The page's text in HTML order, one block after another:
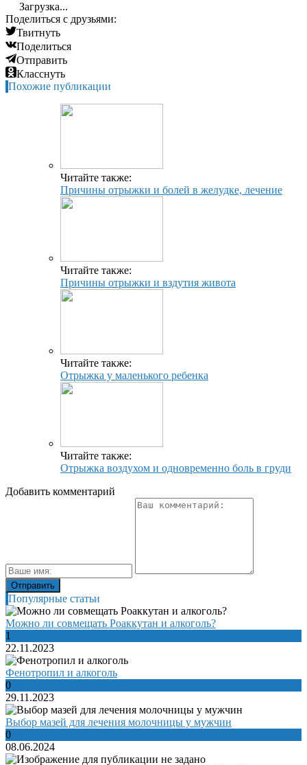
Загрузка...
Поделиться с друзьями:
Твитнуть
Поделиться
Отправить
Класснуть
Похожие публикации
Читайте также:
Причины отрыжки и болей в желудке, лечение
Читайте также:
Причины отрыжки и вздутия живота
Читайте также:
Отрыжка у маленького ребенка
Читайте также:
Отрыжка воздухом и одновременно боль в груди
Добавить комментарий
Популярные статьи
Можно ли совмещать Роаккутан и алкоголь?
1
22.11.2023
Фенотропил и алкоголь
0
29.11.2023
Выбор мазей для лечения молочницы у мужчин
0
08.06.2024